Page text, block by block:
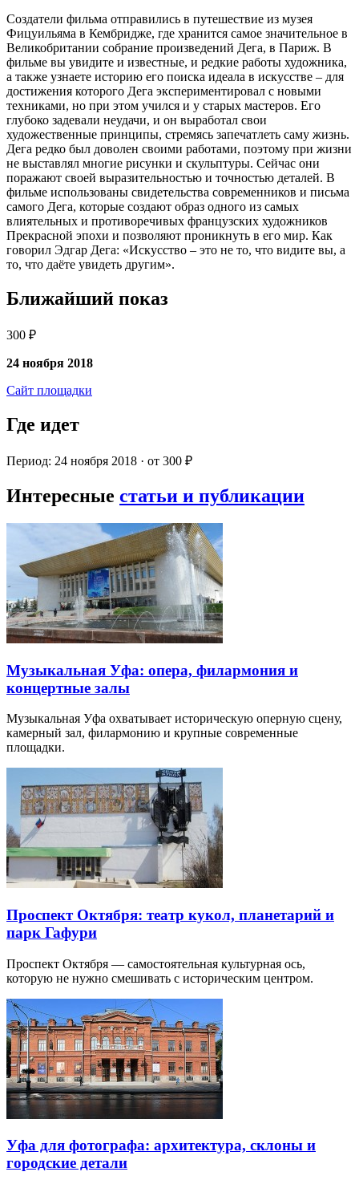
Создатели фильма отправились в путешествие из музея
Фицуильяма в Кембридже, где хранится самое значительное в
Великобритании собрание произведений Дега, в Париж. В
фильме вы увидите и известные, и редкие работы художника,
а также узнаете историю его поиска идеала в искусстве – для
достижения которого Дега экспериментировал с новыми
техниками, но при этом учился и у старых мастеров. Его
глубоко задевали неудачи, и он выработал свои
художественные принципы, стремясь запечатлеть саму жизнь.
Дега редко был доволен своими работами, поэтому при жизни
не выставлял многие рисунки и скульптуры. Сейчас они
поражают своей выразительностью и точностью деталей. В
фильме использованы свидетельства современников и письма
самого Дега, которые создают образ одного из самых
влиятельных и противоречивых французских художников
Прекрасной эпохи и позволяют проникнуть в его мир. Как
говорил Эдгар Дега: «Искусство – это не то, что видите вы, а
то, что даёте увидеть другим».
Ближайший показ
300 ₽
24 ноября 2018
Сайт площадки
Где идет
Период: 24 ноября 2018 · от 300 ₽
Интересные статьи и публикации
Музыкальная Уфа: опера, филармония и
концертные залы
Музыкальная Уфа охватывает историческую оперную сцену,
камерный зал, филармонию и крупные современные
площадки.
Проспект Октября: театр кукол, планетарий и
парк Гафури
Проспект Октября — самостоятельная культурная ось,
которую не нужно смешивать с историческим центром.
Уфа для фотографа: архитектура, склоны и
городские детали